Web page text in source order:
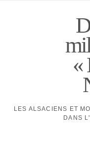
«
LES ALSACIENS ET
DANS